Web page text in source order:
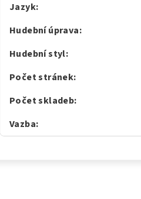
Jazyk:
Hudební úprava:
Hudební styl:
Počet stránek:
Počet skladeb:
Vazba: